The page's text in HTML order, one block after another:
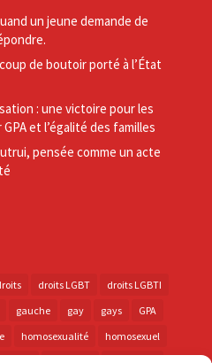
un jeune demande de
de boutoir porté à l’État
: une victoire pour les
et l’égalité des familles
pensée comme un acte
droits LGBT
droits LGBTI
gauche gay gays
GPA
homosexualité
homosexuel